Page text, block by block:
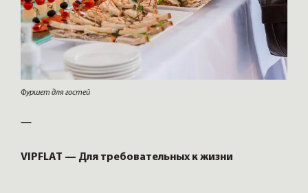
Фуршет для гостей
—
VIPFLAT — Для требовательных к жизни